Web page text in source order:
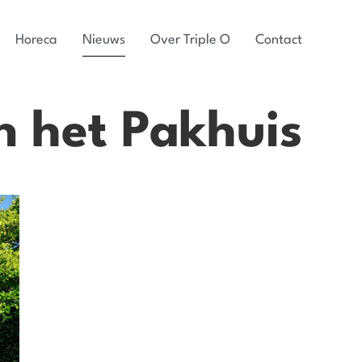
Horeca Nieuws Over Triple O Contact
het Pakhuis